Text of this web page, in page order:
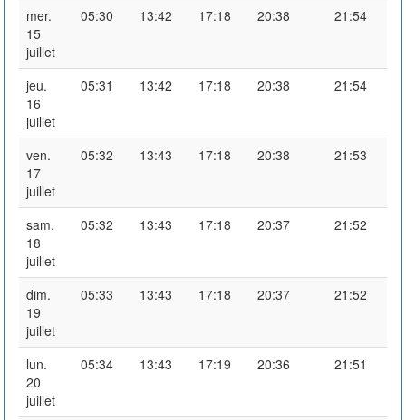
mer.
15
juillet
05:30 13:42 17:18 20:38 21:54
jeu.
16
juillet
05:31 13:42 17:18 20:38 21:54
ven.
17
juillet
05:32 13:43 17:18 20:38 21:53
sam.
18
juillet
05:32 13:43 17:18 20:37 21:52
dim.
19
juillet
05:33 13:43 17:18 20:37 21:52
lun.
20
juillet
05:34 13:43 17:19 20:36 21:51